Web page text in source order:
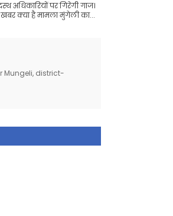
अधिकारियों पर गिरेगी गाज।
क्या है मामला मुंगेली का...
Mungeli, district-